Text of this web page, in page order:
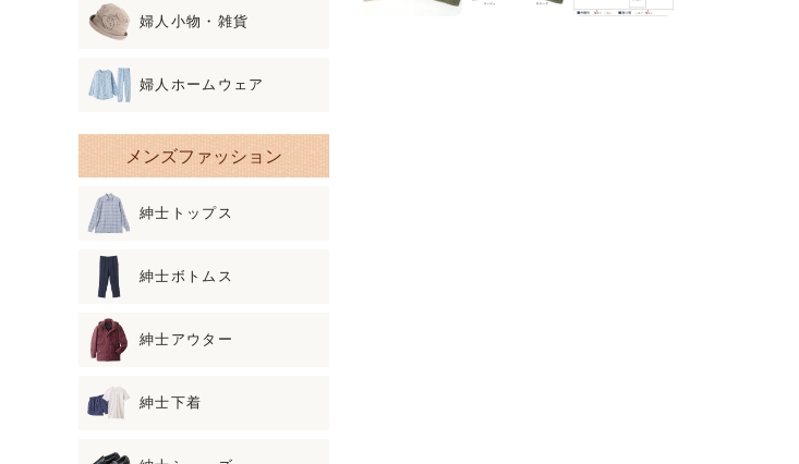
婦人小物・雑貨
婦人ホームウェア
メンズファッション
紳士トップス
紳士ボトムス
紳士アウター
紳士下着